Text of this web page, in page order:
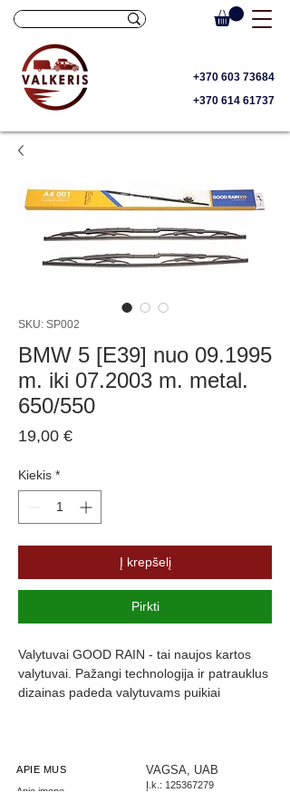
+370 603 73684
+370 614 61737
SKU: SP002
BMW 5 [E39] nuo 09.1995
m. iki 07.2003 m. metal.
650/550
19,00 €Price
Kiekis *
Į krepšelį
Pirkti
Valytuvai GOOD RAIN - tai naujos kartos
valytuvai. Pažangi technologija ir patrauklus
dizainas padeda valytuvams puikiai
triukšmą ir užtikrina komfortą.
APIE MUS
Apie įmonę
VAGSA, UAB
Į.k.: 125367279